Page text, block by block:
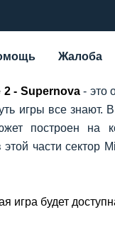
Жалоба
2 - Supernova- это
игры все знают.
построен на
этой части сектор
игра будет